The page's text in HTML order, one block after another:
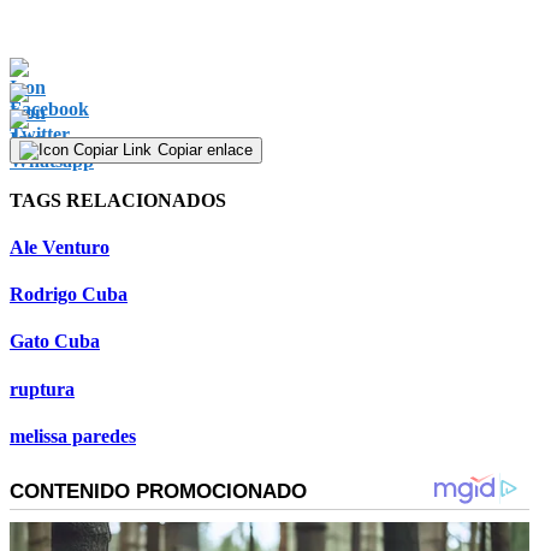
Copiar enlace
TAGS RELACIONADOS
Ale Venturo
Rodrigo Cuba
Gato Cuba
ruptura
melissa paredes